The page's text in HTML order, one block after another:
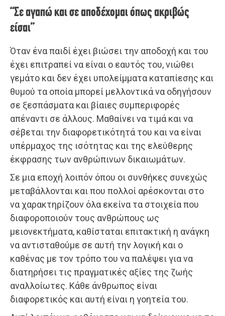
“Σε αγαπώ και σε αποδέχομαι όπως ακριβώς
είσαι”
Όταν ένα παιδί έχει βιώσει την αποδοχή και του
έχει επιτραπεί να είναι ο εαυτός του, νιώθει
γεμάτο και δεν έχει υπολείμματα καταπίεσης και
θυμού τα οποία μπορεί μελλοντικά να οδηγήσουν
σε ξεσπάσματα και βίαιες συμπεριφορές
απέναντι σε άλλους. Μαθαίνει να τιμά και να
σέβεται την διαφορετικότητά του και να είναι
υπέρμαχος της ισότητας και της ελεύθερης
έκφρασης των ανθρώπινων δικαιωμάτων.
Σε μια εποχή λοιπόν όπου οι συνθήκες συνεχώς
μεταβάλλονται και που πολλοί αρέσκονται στο
να χαρακτηρίζουν όλα εκείνα τα στοιχεία που
διαφοροποιούν τους ανθρώπους ως
μειονεκτήματα, καθίσταται επιτακτική η ανάγκη
να αντισταθούμε σε αυτή την λογική και ο
καθένας με τον τρόπο του να παλέψει για να
διατηρήσει τις πραγματικές αξίες της ζωής
αναλλοίωτες. Κάθε άνθρωπος είναι
διαφορετικός και αυτή είναι η γοητεία του.